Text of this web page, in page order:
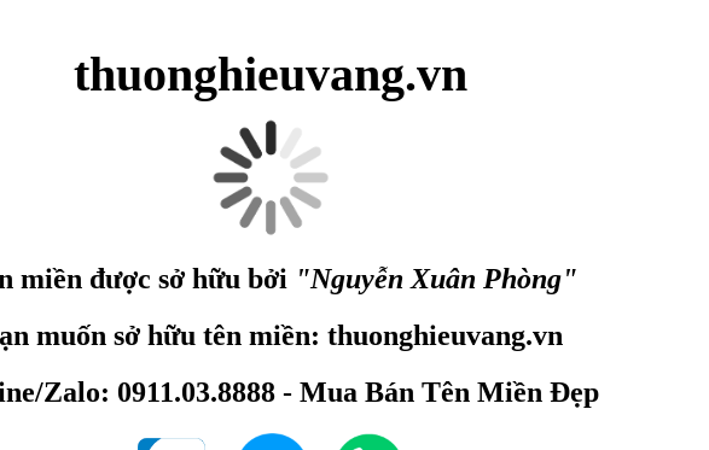
thuonghieuvang.vn
miền được sở hữu bởi "Nguyễn Xuân Phòng"
muốn sở hữu tên miền: thuonghieuvang.vn
Zalo: 0911.03.8888 - Mua Bán Tên Miền Đẹp